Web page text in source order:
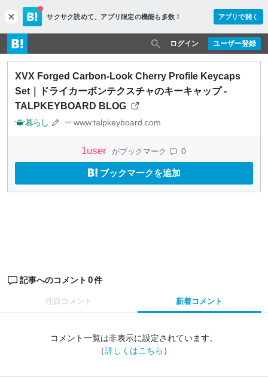
c
l
o
s
e
サクサク読めて、 アプリ限定の機能も多数！ アプリで開く
ユーザー登録
ログイン
XVX Forged Carbon-Look Cherry Profile Keycaps
Set｜ドライカーボンテクスチャのキーキャップ -
TALPKEYBOARD BLOG
暮らし www.talpkeyboard.com
1user がブックマーク 0
ブックマークを追加
記事へのコメント 0件
注目コメント 新着コメント
コメント一覧は非表示に設定されています。
（詳しくはこちら ）